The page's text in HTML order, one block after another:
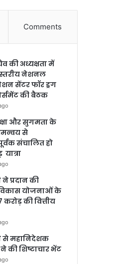
Comments
की अध्यक्षता में
स्तरीय नेशनल
सेंटर फॉर ड्रग
की बैठक
और सुगमता के
से
संचालित हो
प्रदान की
योजनाओं के
करोड़ की वित्तीय
से महानिदेशक
की शिष्टाचार भेंट